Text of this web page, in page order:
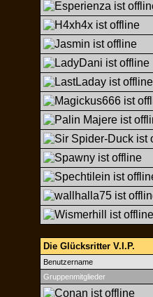
Die Glücksritter V.I.P.
Benutzername
Gruppenmitglieder